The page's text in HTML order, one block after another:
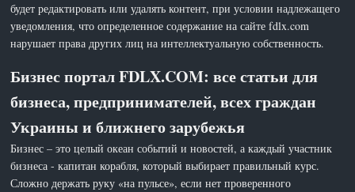
будет редактировать или удалять контент, при условии надлежащего
уведомления, что определенное содержание на сайте fdlx.com
нарушает права других лиц на интеллектуальную собственность.
Бизнес портал FDLX.COM: все статьи для
бизнеса, предпринимателей, всех граждан
Украины и ближнего зарубежья
Бизнес – это целый океан событий и новостей, а каждый участник
бизнеса - капитан корабля, который выбирает правильный курс.
Сложно держать руку «на пульсе», если нет проверенного